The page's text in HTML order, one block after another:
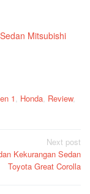
Mitsubishi
1, Honda, Review,
Next post
Kekurangan Sedan
Toyota Great Corolla